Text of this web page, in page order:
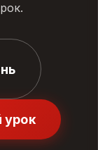
урок